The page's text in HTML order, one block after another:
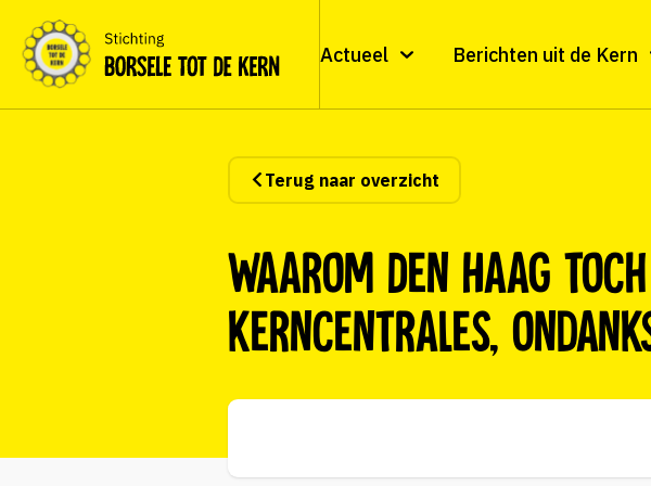
Actueel Berichten uit de Kern
Terug naar overzicht
Waarom Den Haag
kerncentrales,